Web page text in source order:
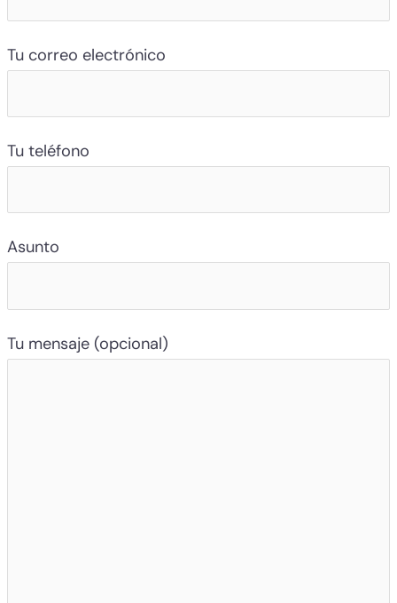
Tu correo electrónico
Tu teléfono
Asunto
Tu mensaje (opcional)